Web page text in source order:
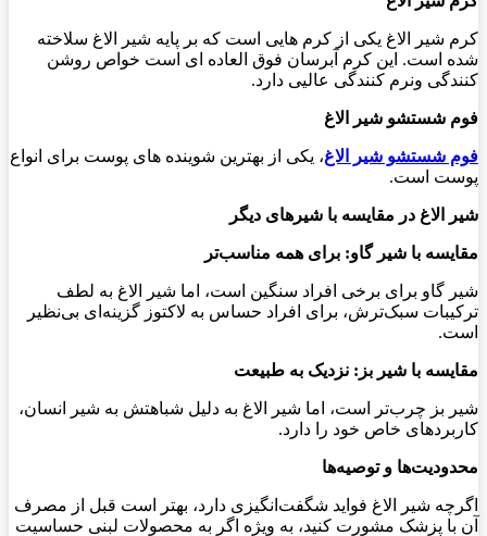
کرم شیر الاغ یکی از کرم هایی است که بر پایه شیر الاغ سلاخته
شده است. این کرم آبرسان فوق العاده ای است خواص روشن
کنندگی ونرم کنندگی عالیی دارد.
فوم شستشو شیر الاغ
فوم شستشو شیر الاغ، یکی از بهترین شوینده های پوست برای انواع
پوست است.
شیر الاغ در مقایسه با شیرهای دیگر
مقایسه با شیر گاو: برای همه مناسب‌تر
شیر گاو برای برخی افراد سنگین است، اما شیر الاغ به لطف
ترکیبات سبک‌ترش، برای افراد حساس به لاکتوز گزینه‌ای بی‌نظیر
است.
مقایسه با شیر بز: نزدیک به طبیعت
شیر بز چرب‌تر است، اما شیر الاغ به دلیل شباهتش به شیر انسان،
کاربردهای خاص خود را دارد.
محدودیت‌ها و توصیه‌ها
اگرچه شیر الاغ فواید شگفت‌انگیزی دارد، بهتر است قبل از مصرف
آن با پزشک مشورت کنید، به ویژه اگر به محصولات لبنی حساسیت